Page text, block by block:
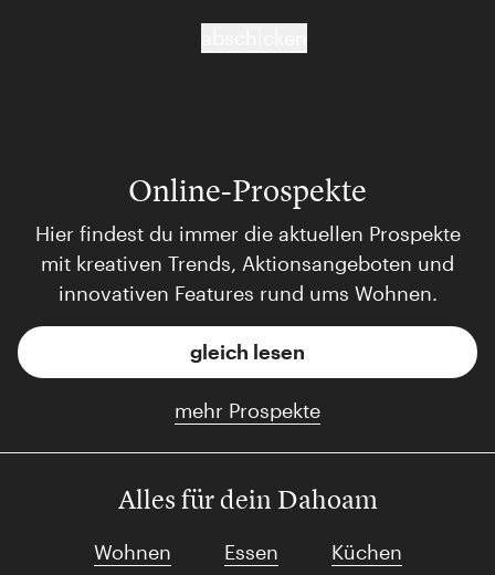
Online-Prospekte
Hier findest du immer die aktuellen Prospekte
mit kreativen Trends, Aktionsangeboten und
innovativen Features rund ums Wohnen.
gleich lesen
mehr Prospekte
Alles für dein Dahoam
Wohnen Essen Küchen